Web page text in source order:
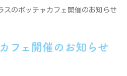
スのボッチャカフェ開催のお知らせ
フェ開催のお知らせ